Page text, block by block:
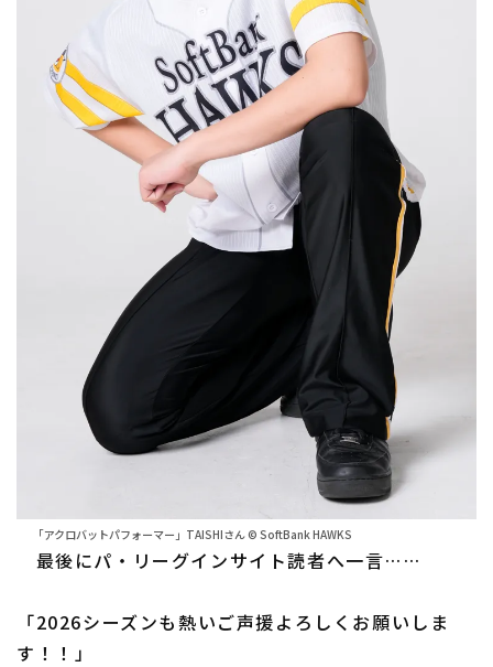
「アクロバットパフォーマー」TAISHIさん © SoftBank HAWKS
最後にパ・リーグインサイト読者へ一言……
「2026シーズンも熱いご声援よろしくお願いしま
す！！」